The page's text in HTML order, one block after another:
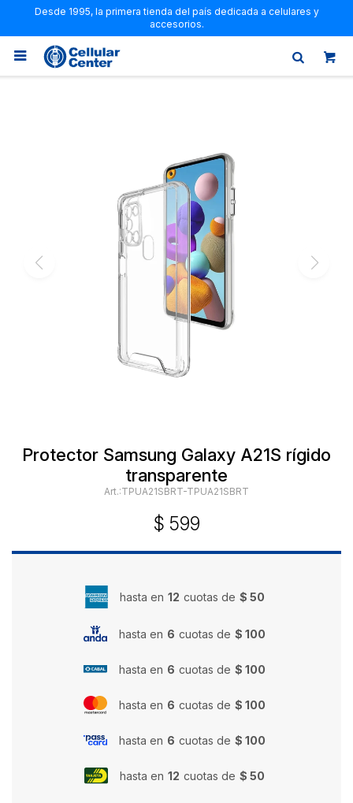
Desde 1995, la primera tienda del país dedicada a celulares y
accesorios.

Protector Samsung Galaxy A21S rígido
transparente
TPUA21SBRT-TPUA21SBRT
$ 599
hasta en 12 cuotas de $ 50
hasta en 6 cuotas de $ 100
hasta en 6 cuotas de $ 100
hasta en 6 cuotas de $ 100
hasta en 6 cuotas de $ 100
hasta en 12 cuotas de $ 50